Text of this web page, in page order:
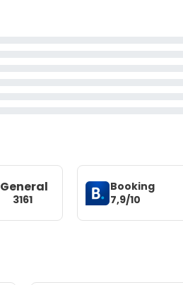
General
3161
Booking
7,9/10